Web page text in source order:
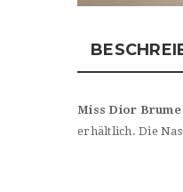
Miss Dior Brume
erhältlich. Die